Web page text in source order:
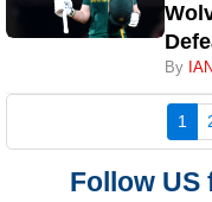
By
1
Follow US